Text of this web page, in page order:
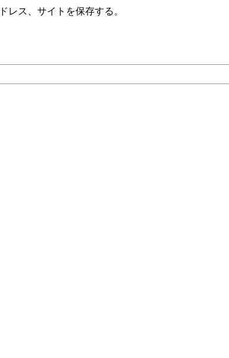
レス、サイトを保存する。